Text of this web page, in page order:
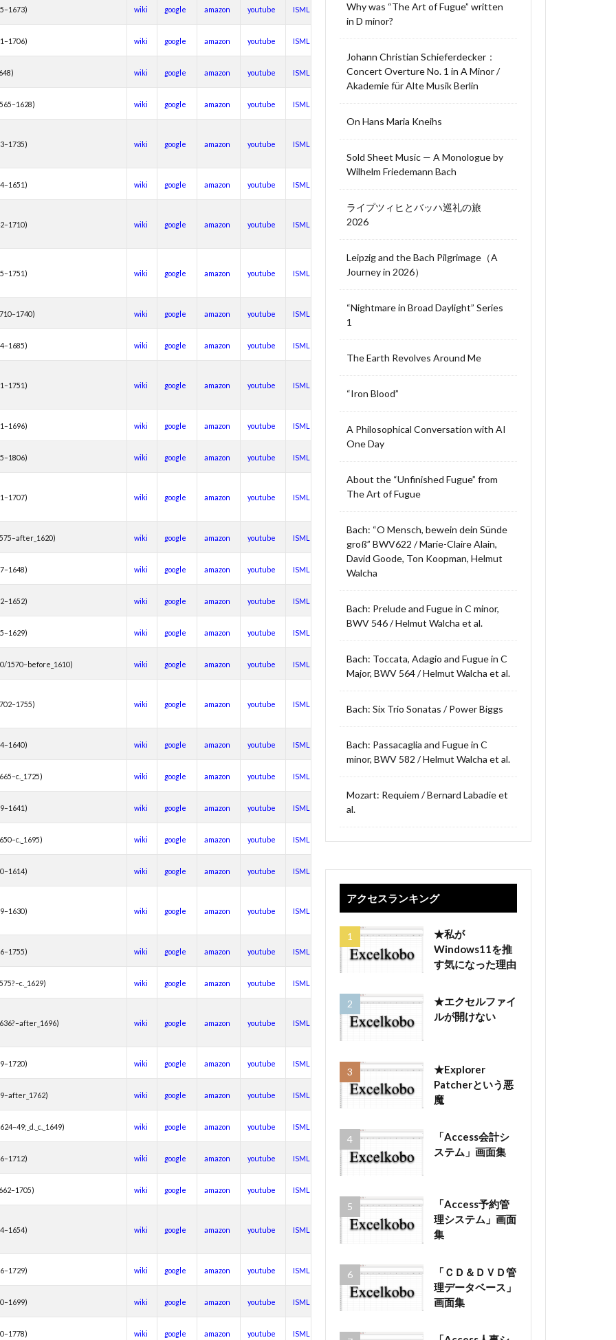
wiki google amazon youtube ISMLP
wiki google amazon youtube ISMLP
wiki google amazon youtube ISMLP
wiki google amazon youtube ISMLP
wiki google amazon youtube ISMLP
wiki google amazon youtube ISMLP
wiki google amazon youtube ISMLP
wiki google amazon youtube ISMLP
wiki google amazon youtube ISMLP
wiki google amazon youtube ISMLP
wiki google amazon youtube ISMLP
wiki google amazon youtube ISMLP
wiki google amazon youtube ISMLP
wiki google amazon youtube ISMLP
wiki google amazon youtube ISMLP
wiki google amazon youtube ISMLP
wiki google amazon youtube ISMLP
wiki google amazon youtube ISMLP
1570–before_1610) wiki google amazon youtube ISMLP
wiki google amazon youtube ISMLP
wiki google amazon youtube ISMLP
wiki google amazon youtube ISMLP
wiki google amazon youtube ISMLP
wiki google amazon youtube ISMLP
wiki google amazon youtube ISMLP
wiki google amazon youtube ISMLP
wiki google amazon youtube ISMLP
wiki google amazon youtube ISMLP
wiki google amazon youtube ISMLP
wiki google amazon youtube ISMLP
wiki google amazon youtube ISMLP
wiki google amazon youtube ISMLP
wiki google amazon youtube ISMLP
wiki google amazon youtube ISMLP
wiki google amazon youtube ISMLP
wiki google amazon youtube ISMLP
wiki google amazon youtube ISMLP
wiki google amazon youtube ISMLP
Why was “The Art of Fugue” written
in D minor?
Johann Christian Schieferdecker：
Concert Overture No. 1 in A Minor /
Akademie für Alte Musik Berlin
On Hans Maria Kneihs
Sold Sheet Music — A Monologue by
Wilhelm Friedemann Bach
ライプツィヒとバッハ巡礼の旅
2026
Leipzig and the Bach Pilgrimage（A
Journey in 2026）
“Nightmare in Broad Daylight” Series
1
The Earth Revolves Around Me
“Iron Blood”
A Philosophical Conversation with AI
One Day
About the “Unfinished Fugue” from
The Art of Fugue
Bach: “O Mensch, bewein dein Sünde
groß” BWV622 / Marie-Claire Alain,
David Goode, Ton Koopman, Helmut
Walcha
Bach: Prelude and Fugue in C minor,
BWV 546 / Helmut Walcha et al.
Bach: Toccata, Adagio and Fugue in C
Major, BWV 564 / Helmut Walcha et al.
Bach: Six Trio Sonatas / Power Biggs
Bach: Passacaglia and Fugue in C
minor, BWV 582 / Helmut Walcha et al.
Mozart: Requiem / Bernard Labadie et
al.
アクセスランキング
★私が
Windows11を推
す気になった理由
★エクセルファイ
ルが開けない
★Explorer
Patcherという悪
魔
「Access会計シ
ステム」画面集
「Access予約管
理システム」画面
集
「ＣＤ＆ＤＶＤ管
理データベース」
画面集